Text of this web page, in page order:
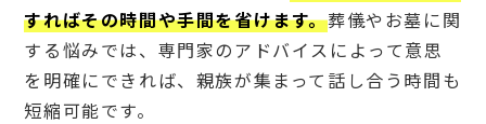
すればその時間や手間を省けます。葬儀やお墓に関
する悩みでは、専門家のアドバイスによって意思
を明確にできれば、親族が集まって話し合う時間も
短縮可能です。